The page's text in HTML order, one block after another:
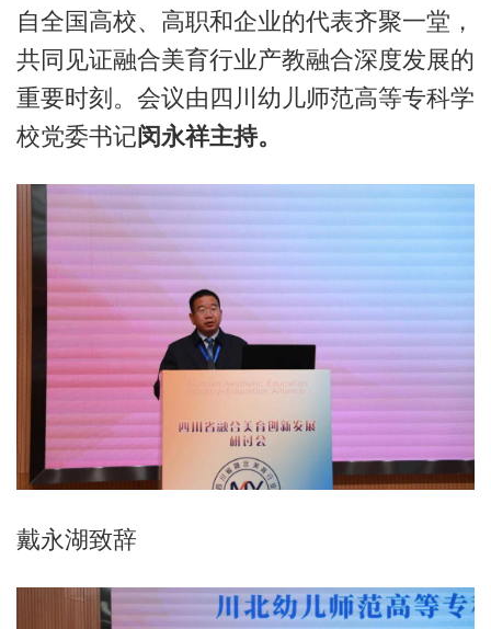
自全国高校、高职和企业的代表齐聚一堂，
共同见证融合美育行业产教融合深度发展的
重要时刻。会议由四川幼儿师范高等专科学
校党委书记闵永祥主持。
戴永湖致辞